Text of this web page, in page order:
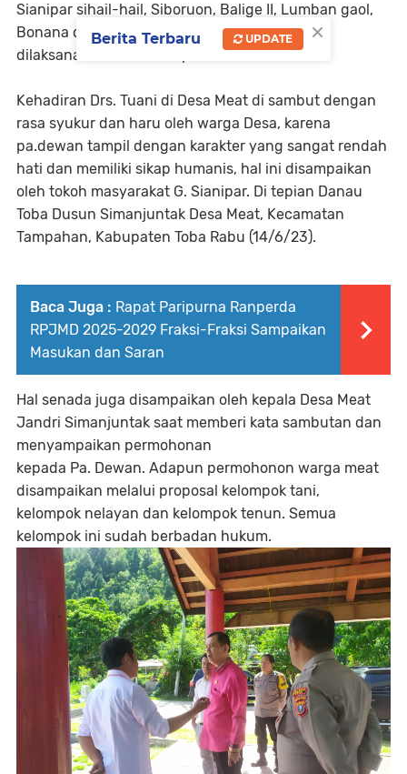
Sianipar sihail-hail, Siboruon, Balige II, Lumban gaol,
Bonana dolok II, dan Hutadame, yang akan
dilaksanakan selama empat hari.
Kehadiran Drs. Tuani di Desa Meat di sambut dengan
rasa syukur dan haru oleh warga Desa, karena
pa.dewan tampil dengan karakter yang sangat rendah
hati dan memiliki sikap humanis, hal ini disampaikan
oleh tokoh masyarakat G. Sianipar. Di tepian Danau
Toba Dusun Simanjuntak Desa Meat, Kecamatan
Tampahan, Kabupaten Toba Rabu (14/6/23).
Baca Juga : Rapat Paripurna Ranperda
RPJMD 2025-2029 Fraksi-Fraksi Sampaikan
Masukan dan Saran
Hal senada juga disampaikan oleh kepala Desa Meat
Jandri Simanjuntak saat memberi kata sambutan dan
menyampaikan permohonan
kepada Pa. Dewan. Adapun permohonon warga meat
disampaikan melalui proposal kelompok tani,
kelompok nelayan dan kelompok tenun. Semua
kelompok ini sudah berbadan hukum.
×
Berita Terbaru UPDATE